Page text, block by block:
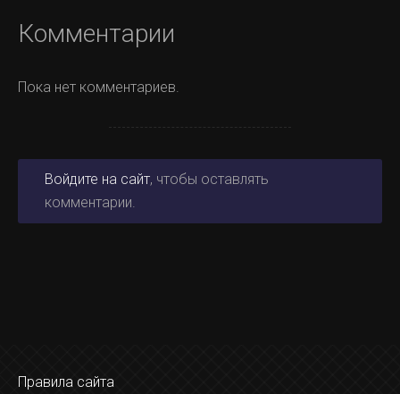
Комментарии
Пока нет комментариев.
Войдите на сайт, чтобы оставлять
комментарии.
Правила сайта